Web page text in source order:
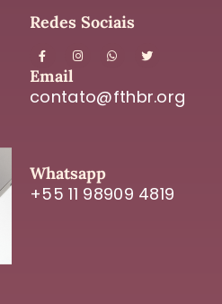
Redes Sociais
Email
contato@fthbr.org
Whatsapp
+55 11 98909 4819